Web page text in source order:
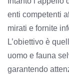
enti competenti
mirati e fornite
L’obiettivo è
uomo e fauna
garantendo